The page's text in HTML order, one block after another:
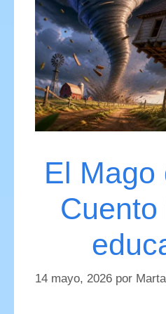
El Mago
Cuento
14 mayo, 2026 por